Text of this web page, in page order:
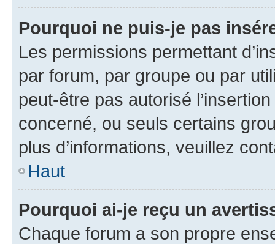
Pourquoi ne puis-je pas
Les permissions permettant
par forum, par groupe ou par
peut-être pas autorisé
concerné, ou seuls certains
plus d’informations, veuillez
Haut
Pourquoi ai-je reçu un
Chaque forum a son propre